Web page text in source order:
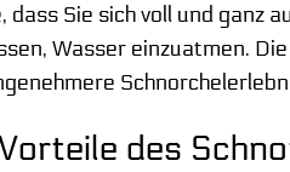
dass Sie sich voll und ganz
Wasser einzuatmen.
des